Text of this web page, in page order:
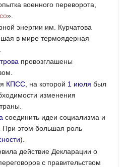
военного переворота,
».
энергии им. Курчатова
в мире термоядерная
провозглашены
КПСС, на которой 1 июля был
изменения
соединить идеи социализма и
При этом большая роль
).
действие Декларации о
с правительством